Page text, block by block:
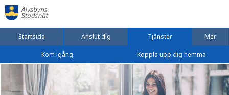
Startsida Anslut dig Tjänster Mer
Kom igång Koppla upp dig hemma